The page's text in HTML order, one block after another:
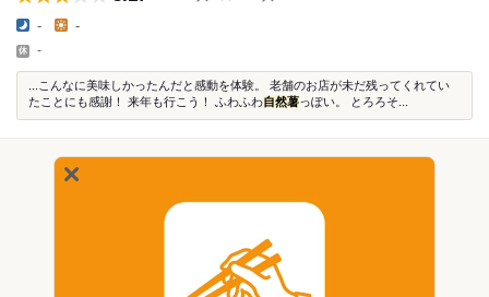
- -
-
...こんなに美味しかったんだと感動を体験。 老舗のお店が未だ残ってくれてい
たことにも感謝！ 来年も行こう！ ふわふわ自然薯っぽい。 とろろそ...